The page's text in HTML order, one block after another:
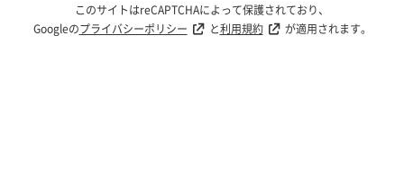
このサイトはreCAPTCHAによって保護されており、
Googleのプライバシーポリシー と利用規約 が適用されます。